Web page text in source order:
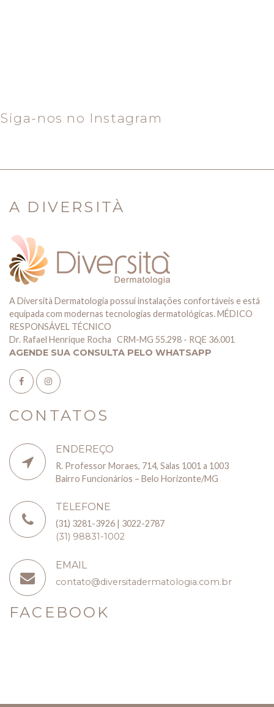
Siga-nos no Instagram
A DIVERSITÀ
A Diversità Dermatologia possui instalações confortáveis e está
equipada com modernas tecnologias dermatológicas. MÉDICO
RESPONSÁVEL TÉCNICO
Dr. Rafael Henrique Rocha CRM-MG 55.298 - RQE 36.001
AGENDE SUA CONSULTA PELO WHATSAPP
CONTATOS
ENDEREÇO
R. Professor Moraes, 714, Salas 1001 a 1003
Bairro Funcionários – Belo Horizonte/MG
TELEFONE
(31) 3281-3926 | 3022-2787
(31) 98831-1002
EMAIL
contato@diversitadermatologia.com.br
FACEBOOK